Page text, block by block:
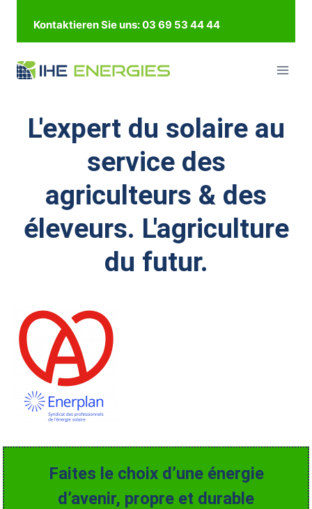
Kontaktieren Sie uns: 03 69 53 44 44
L'expert du solaire au
service des
agriculteurs & des
éleveurs. L'agriculture
du futur.
Faites le choix d’une énergie
d’avenir, propre et durable